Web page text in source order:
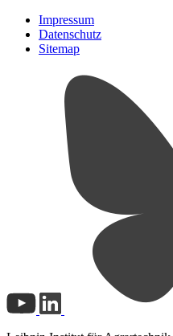
Impressum
Datenschutz
Sitemap